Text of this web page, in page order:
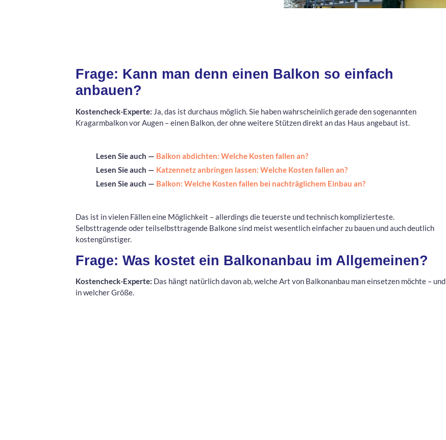
Frage: Kann man denn einen Balkon so einfach
anbauen?
Kostencheck-Experte: Ja, das ist durchaus möglich. Sie haben wahrscheinlich gerade den sogenannten
Kragarmbalkon vor Augen – einen Balkon, der ohne weitere Stützen direkt an das Haus angebaut ist.
Lesen Sie auch — Balkon abdichten: Welche Kosten fallen an?
Lesen Sie auch — Katzennetz anbringen lassen: Welche Kosten fallen an?
Lesen Sie auch — Balkon: Welche Kosten fallen bei nachträglichem Einbau an?
Das ist in vielen Fällen eine Möglichkeit – allerdings die teuerste und technisch komplizierteste.
Selbsttragende oder teilselbsttragende Balkone sind meist wesentlich einfacher zu bauen und auch deutlich
kostengünstiger.
Frage: Was kostet ein Balkonanbau im Allgemeinen?
Kostencheck-Experte: Das hängt natürlich davon ab, welche Art von Balkonanbau man einsetzen möchte – und
in welcher Größe.